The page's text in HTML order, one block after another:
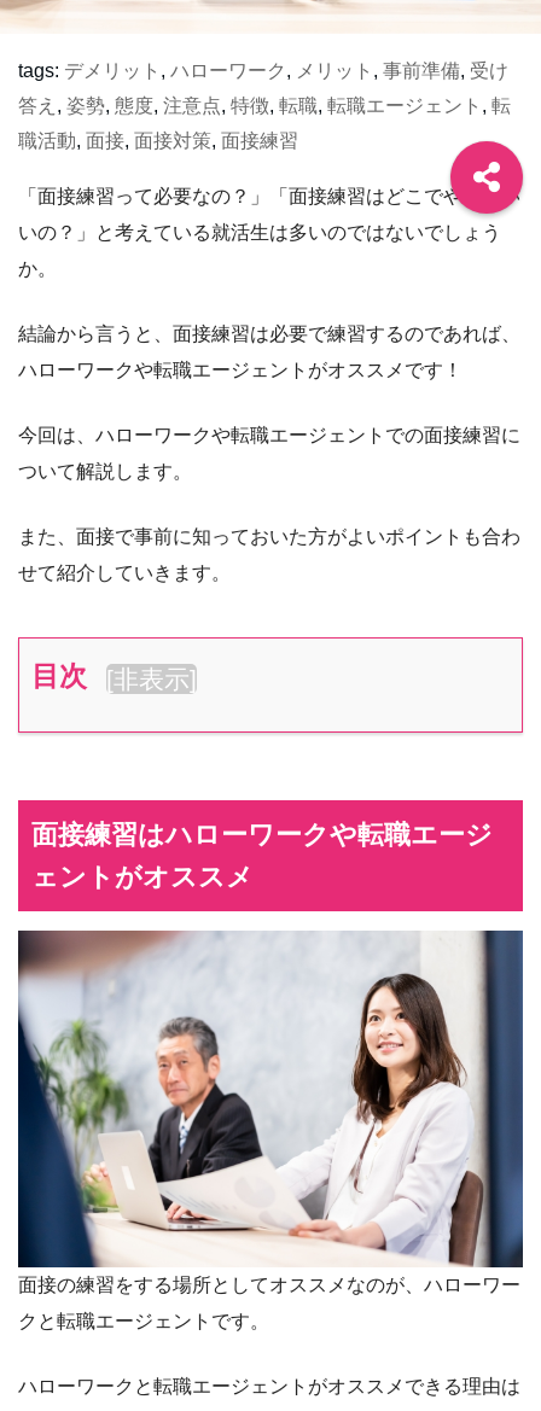
tags: デメリット , ハローワーク , メリット , 事前準備, 受け
答え , 姿勢, 態度, 注意点, 特徴, 転職, 転職エージェント , 転
職活動, 面接, 面接対策, 面接練習
「面接練習って必要なの？」「面接練習はどこでやればい
いの？」と考えている就活生は多いのではないでしょう
か。
結論から言うと、面接練習は必要で練習するのであれば、
ハローワークや転職エージェントがオススメです！
今回は、ハローワークや転職エージェントでの面接練習に
ついて解説します。
また、面接で事前に知っておいた方がよいポイントも合わ
せて紹介していきます。
目次 [非表示]
面接練習はハローワークや転職エージ
ェントがオススメ
面接の練習をする場所としてオススメなのが、ハローワー
クと転職エージェントです。
ハローワークと転職エージェントがオススメできる理由は